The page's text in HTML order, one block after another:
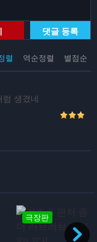
댓글 등록
렬 역순정렬 별점순
생겼네
방영중